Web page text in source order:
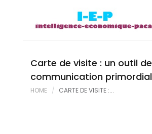
Carte de visite : un outil de
communication primordial
HOME CARTE DE VISITE :...